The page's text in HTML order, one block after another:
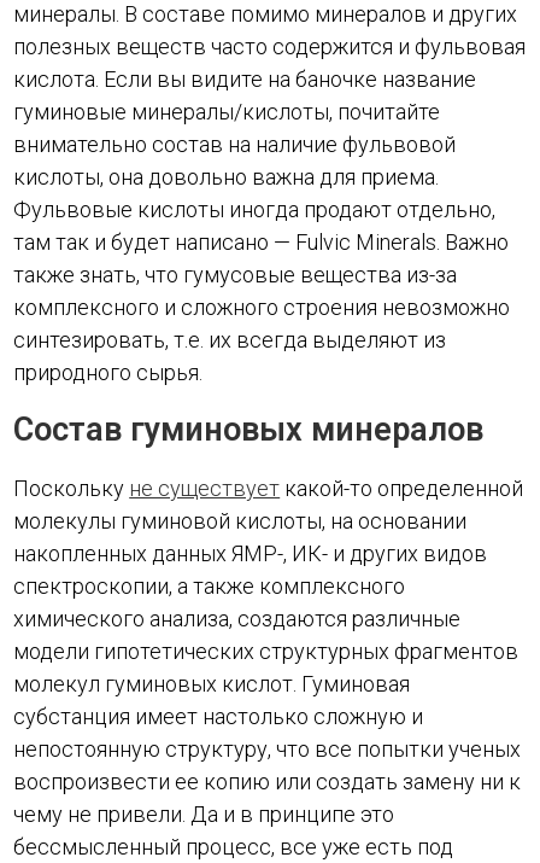
минералы. В составе помимо минералов и других
полезных веществ часто содержится и фульвовая
кислота. Если вы видите на баночке название
гуминовые минералы/кислоты, почитайте
внимательно состав на наличие фульвовой
кислоты, она довольно важна для приема.
Фульвовые кислоты иногда продают отдельно,
там так и будет написано — Fulvic Minerals. Важно
также знать, что гумусовые вещества из-за
комплексного и сложного строения невозможно
синтезировать, т.е. их всегда выделяют из
природного сырья.
Состав гуминовых минералов
Поскольку не существует какой-то определенной
молекулы гуминовой кислоты, на основании
накопленных данных ЯМР-, ИК- и других видов
спектроскопии, а также комплексного
химического анализа, создаются различные
модели гипотетических структурных фрагментов
молекул гуминовых кислот. Гуминовая
субстанция имеет настолько сложную и
непостоянную структуру, что все попытки ученых
воспроизвести ее копию или создать замену ни к
чему не привели. Да и в принципе это
бессмысленный процесс, все уже есть под